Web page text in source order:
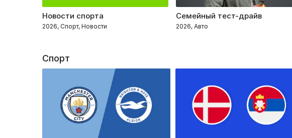
Новости спорта
2026, Спорт, Новости
Семейный тест-драйв
2026, Авто
Спорт